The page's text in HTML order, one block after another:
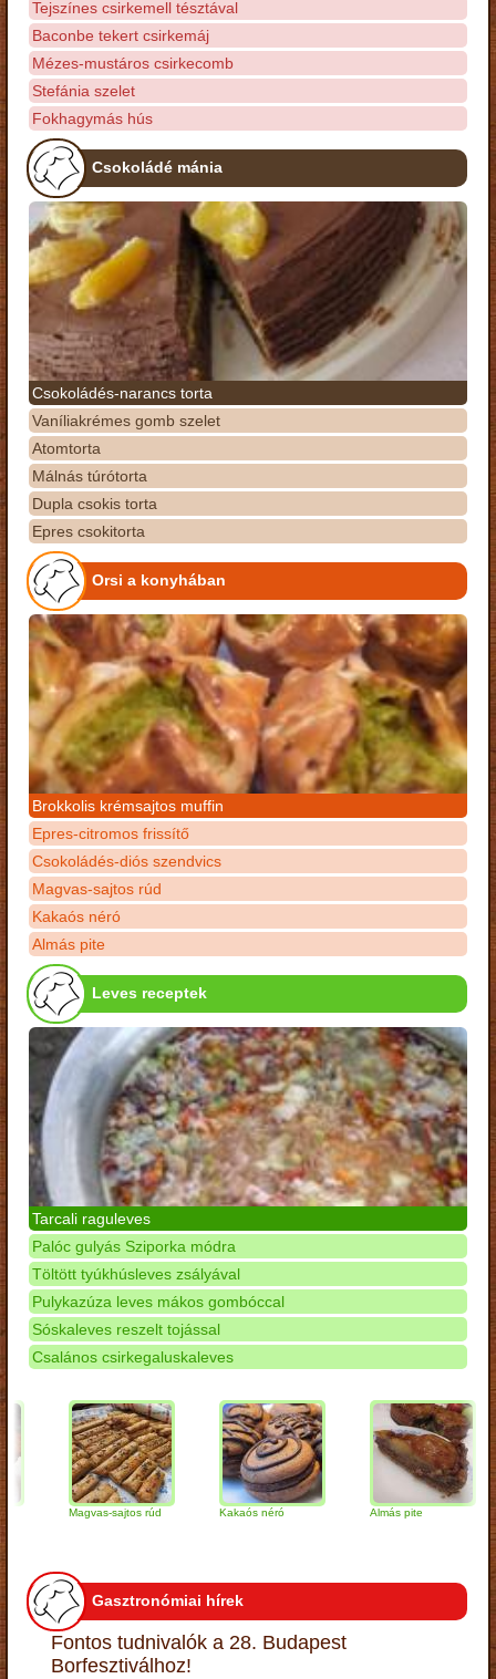
Tejszínes csirkemell tésztával
Baconbe tekert csirkemáj
Mézes-mustáros csirkecomb
Stefánia szelet
Fokhagymás hús
Csokoládé mánia
Csokoládés-narancs torta
Vaníliakrémes gomb szelet
Atomtorta
Málnás túrótorta
Dupla csokis torta
Epres csokitorta
Orsi a konyhában
Brokkolis krémsajtos muffin
Epres-citromos frissítő
Csokoládés-diós szendvics
Magvas-sajtos rúd
Kakaós néró
Almás pite
Leves receptek
Tarcali raguleves
Palóc gulyás Sziporka módra
Töltött tyúkhúsleves zsályával
Pulykazúza leves mákos gombóccal
Sóskaleves reszelt tojással
Csalános csirkegaluskaleves
Magvas-sajtos rúd Kakaós néró Almás pite
Gasztronómiai hírek
Fontos tudnivalók a 28. Budapest
Borfesztiválhoz!